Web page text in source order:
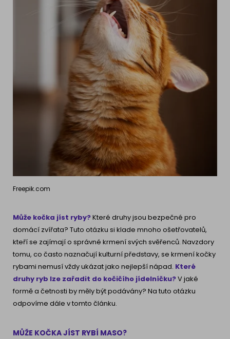
Freepik.com
Může kočka jíst ryby?Které druhy jsou bezpečné pro
domácí zvířata? Tuto otázku si klade mnoho ošetřovatelů,
kteří se zajímají o správné krmení svých svěřenců. Navzdory
tomu, co často naznačují kulturní představy, se krmení kočky
rybami nemusí vždy ukázat jako nejlepší nápad. Které
druhy ryb lze zařadit do kočičího jídelníčku?V jaké
formě a četnosti by měly být podávány? Na tuto otázku
odpovíme dále v tomto článku.
MŮŽE KOČKA JÍST RYBÍ MASO?